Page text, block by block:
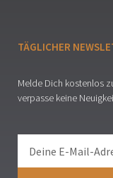
TÄGLICHER
Melde Dich kostenlos
verpasse keine